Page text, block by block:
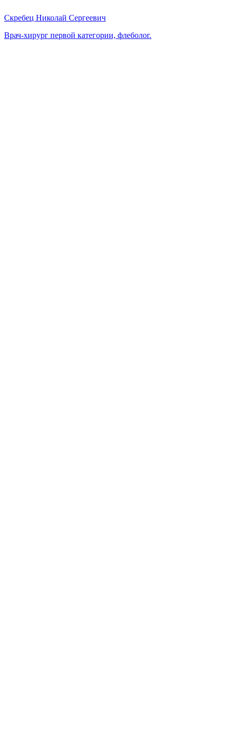
Скребец Николай Сергеевич
Врач-хирург первой категории, флеболог.